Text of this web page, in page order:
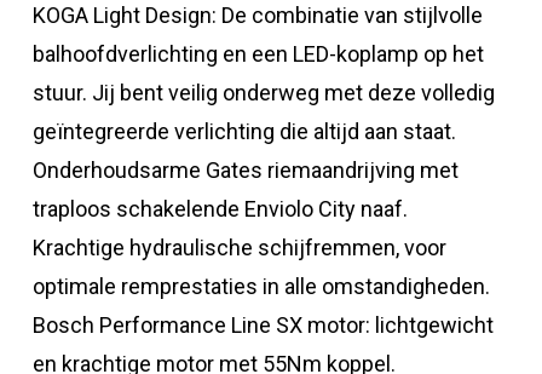
KOGA Light Design: De combinatie van stijlvolle
balhoofdverlichting en een LED-koplamp op het
stuur. Jij bent veilig onderweg met deze volledig
geïntegreerde verlichting die altijd aan staat.
Onderhoudsarme Gates riemaandrijving met
traploos schakelende Enviolo City naaf.
Krachtige hydraulische schijfremmen, voor
optimale remprestaties in alle omstandigheden.
Bosch Performance Line SX motor: lichtgewicht
en krachtige motor met 55Nm koppel.